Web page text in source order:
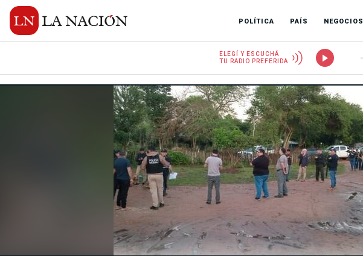
POLÍTICA PAÍS NEGOCIOS
ELEGÍ Y ESCUCHÁ
TU RADIO PREFERIDA